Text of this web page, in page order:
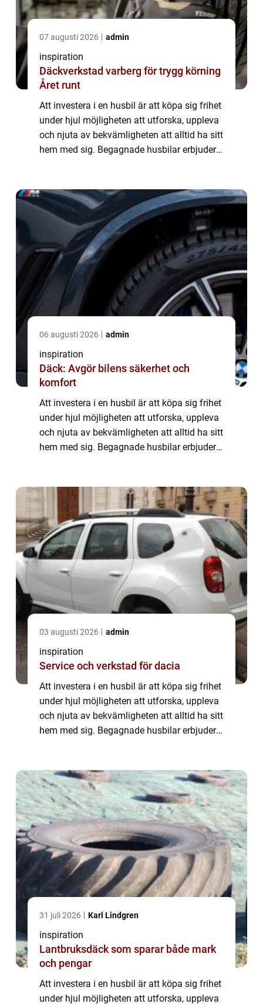
07 augusti 2026 admin
inspiration
Däckverkstad varberg för trygg körning
Året runt
Att investera i en husbil är att köpa sig frihet
under hjul möjligheten att utforska, uppleva
och njuta av bekvämligheten att alltid ha sitt
hem med sig. Begagnade husbilar erbjuder
06 augusti 2026 admin
inspiration
Däck: Avgör bilens säkerhet och
komfort
Att investera i en husbil är att köpa sig frihet
under hjul möjligheten att utforska, uppleva
och njuta av bekvämligheten att alltid ha sitt
hem med sig. Begagnade husbilar erbjuder
03 augusti 2026 admin
inspiration
Service och verkstad för dacia
Att investera i en husbil är att köpa sig frihet
under hjul möjligheten att utforska, uppleva
och njuta av bekvämligheten att alltid ha sitt
hem med sig. Begagnade husbilar erbjuder
31 juli 2026 Karl Lindgren
inspiration
Lantbruksdäck som sparar både mark
och pengar
Att investera i en husbil är att köpa sig frihet
under hjul möjligheten att utforska, uppleva